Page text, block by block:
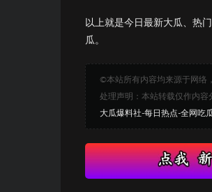
以上就是今日最新大瓜、热
瓜。
©本站所有内容均来源于网络
处理声明：本站转载仅作内容
大瓜爆料社-每日热点-全网吃